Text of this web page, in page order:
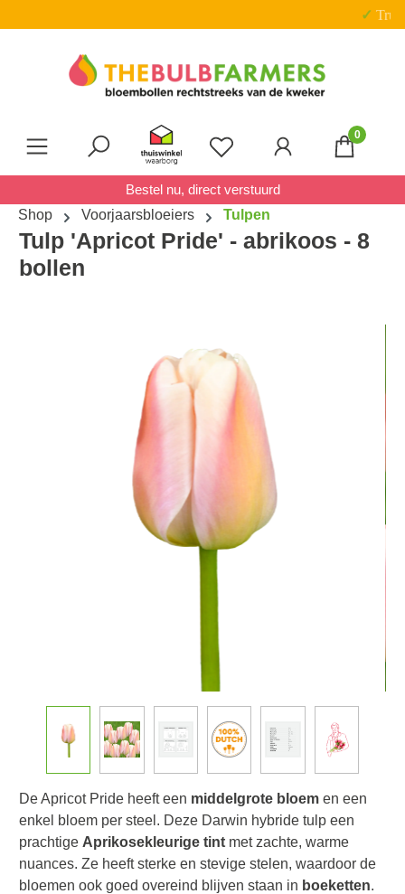
Je hebt 0 items op je
0
Bestel nu, direct verstuurd
Shop
Voorjaarsbloeiers Tulpen
Tulp 'Apricot Pride' - abrikoos - 8
bollen
De Apricot Pride heeft een middelgrote bloem en een
enkel bloem per steel. Deze Darwin hybride tulp een
prachtige Aprikosekleurige tint met zachte, warme
nuances. Ze heeft sterke en stevige stelen, waardoor de
bloemen ook goed overeind blijven staan in boeketten.